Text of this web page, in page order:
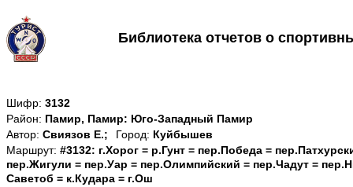
Библиотека отчетов о
Шифр: 3132
Район: Памир, Памир: Юго-Западный Памир
Автор: Свиязов Е.; Город: Куйбышев
Маршрут: #3132: г.Хорог = р.Гунт = пер.Победа =
пер.Жигули = пер.Уар = пер.Олимпийский = пер.Чадут =
Саветоб = к.Кудара = г.Ош